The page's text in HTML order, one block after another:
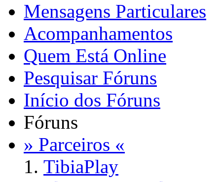
Mensagens Particulares
Acompanhamentos
Quem Está Online
Pesquisar Fóruns
Início dos Fóruns
Fóruns
» Parceiros «
TibiaPlay